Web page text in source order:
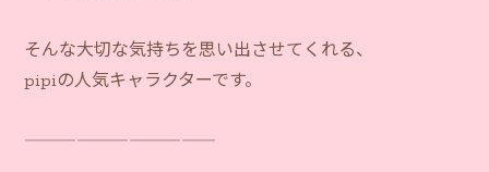
そんな大切な気持ちを思い出させてくれる、
pipiの人気キャラクターです。
―――――――――――